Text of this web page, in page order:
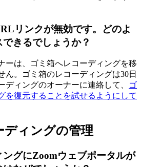
リンクが無効です。どのよ
きるでしょうか？
ーは、ゴミ箱へレコーディングを移
ん。ゴミ箱のレコーディングは30日
ディングのオーナーに連絡して、
ゴ
を復元することを試せるようにして
ディングの管理
グにZoomウェブポータルが